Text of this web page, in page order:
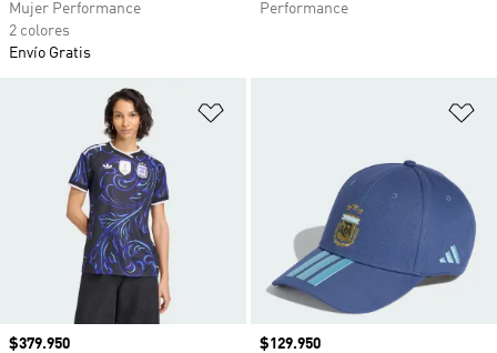
Mujer Performance
2 colores
Envío Gratis
Performance
Precio
$379.950
Precio
$129.950